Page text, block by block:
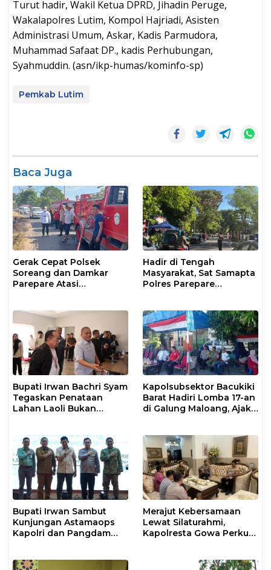
Turut hadir, Wakil Ketua DPRD, Jihadin Peruge,
Wakalapolres Lutim, Kompol Hajriadi, Asisten
Administrasi Umum, Askar, Kadis Parmudora,
Muhammad Safaat DP., kadis Perhubungan,
Syahmuddin. (asn/ikp-humas/kominfo-sp)
Pemkab Lutim
Baca Juga
Gerak Cepat Polsek
Soreang dan Damkar
Parepare Atasi
Hadir di Tengah
Masyarakat, Sat Samapta
Polres Parepare
Bupati Irwan Bachri Syam
Tegaskan Penataan
Lahan Laoli Bukan
Kapolsubsektor Bacukiki
Barat Hadiri Lomba 17-an
di Galung Maloang, Ajak
Bupati Irwan Sambut
Kunjungan Astamaops
Kapolri dan Pangdam
Merajut Kebersamaan
Lewat Silaturahmi,
Kapolresta Gowa Perkuat